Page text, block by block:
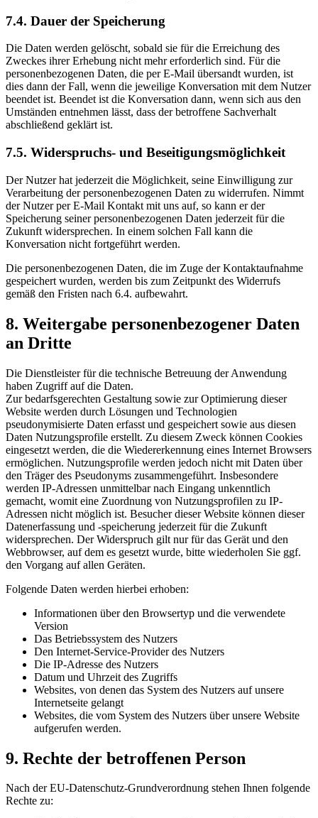
7.4. Dauer der Speicherung
Die Daten werden gelöscht, sobald sie für die Erreichung des
Zweckes ihrer Erhebung nicht mehr erforderlich sind. Für die
personenbezogenen Daten, die per E-Mail übersandt wurden, ist
dies dann der Fall, wenn die jeweilige Konversation mit dem Nutzer
beendet ist. Beendet ist die Konversation dann, wenn sich aus den
Umständen entnehmen lässt, dass der betroffene Sachverhalt
abschließend geklärt ist.
7.5. Widerspruchs- und Beseitigungsmöglichkeit
Der Nutzer hat jederzeit die Möglichkeit, seine Einwilligung zur
Verarbeitung der personenbezogenen Daten zu widerrufen. Nimmt
der Nutzer per E-Mail Kontakt mit uns auf, so kann er der
Speicherung seiner personenbezogenen Daten jederzeit für die
Zukunft widersprechen. In einem solchen Fall kann die
Konversation nicht fortgeführt werden.
Die personenbezogenen Daten, die im Zuge der Kontaktaufnahme
gespeichert wurden, werden bis zum Zeitpunkt des Widerrufs
gemäß den Fristen nach 6.4. aufbewahrt.
8. Weitergabe personenbezogener Daten
an Dritte
Die Dienstleister für die technische Betreuung der Anwendung
haben Zugriff auf die Daten.
Zur bedarfsgerechten Gestaltung sowie zur Optimierung dieser
Website werden durch Lösungen und Technologien
pseudonymisierte Daten erfasst und gespeichert sowie aus diesen
Daten Nutzungsprofile erstellt. Zu diesem Zweck können Cookies
eingesetzt werden, die die Wiedererkennung eines Internet Browsers
ermöglichen. Nutzungsprofile werden jedoch nicht mit Daten über
den Träger des Pseudonyms zusammengeführt. Insbesondere
werden IP-Adressen unmittelbar nach Eingang unkenntlich
gemacht, womit eine Zuordnung von Nutzungsprofilen zu IP-
Adressen nicht möglich ist. Besucher dieser Website können dieser
Datenerfassung und -speicherung jederzeit für die Zukunft
widersprechen. Der Widerspruch gilt nur für das Gerät und den
Webbrowser, auf dem es gesetzt wurde, bitte wiederholen Sie ggf.
den Vorgang auf allen Geräten.
Folgende Daten werden hierbei erhoben:
Informationen über den Browsertyp und die verwendete
Version
Das Betriebssystem des Nutzers
Den Internet-Service-Provider des Nutzers
Die IP-Adresse des Nutzers
Datum und Uhrzeit des Zugriffs
Websites, von denen das System des Nutzers auf unsere
Internetseite gelangt
Websites, die vom System des Nutzers über unsere Website
aufgerufen werden.
9. Rechte der betroffenen Person
Nach der EU-Datenschutz-Grundverordnung stehen Ihnen folgende
Rechte zu: